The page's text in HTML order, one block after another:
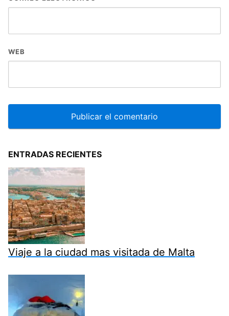
WEB
ENTRADAS RECIENTES
Viaje a la ciudad mas visitada de Malta